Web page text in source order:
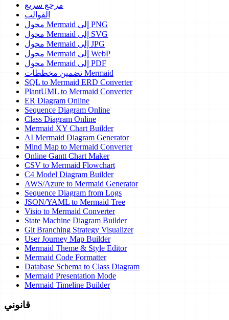
مرجع سريع
القوالب
محول Mermaid إلى PNG
محول Mermaid إلى SVG
محول Mermaid إلى JPG
محول Mermaid إلى WebP
محول Mermaid إلى PDF
تضمين مخططات Mermaid
SQL to Mermaid ERD Converter
PlantUML to Mermaid Converter
ER Diagram Online
Sequence Diagram Online
Class Diagram Online
Mermaid XY Chart Builder
AI Mermaid Diagram Generator
Mind Map to Mermaid Converter
Online Gantt Chart Maker
CSV to Mermaid Flowchart
C4 Model Diagram Builder
AWS/Azure to Mermaid Generator
Sequence Diagram from Logs
JSON/YAML to Mermaid Tree
Visio to Mermaid Converter
State Machine Diagram Builder
Git Branching Strategy Visualizer
User Journey Map Builder
Mermaid Theme & Style Editor
Mermaid Code Formatter
Database Schema to Class Diagram
Mermaid Presentation Mode
Mermaid Timeline Builder
قانوني